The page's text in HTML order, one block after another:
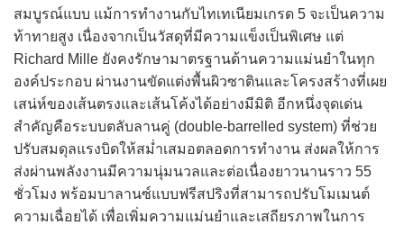
สมบูรณ์แบบ แม้การทำงานกับไทเทเนียมเกรด 5 จะเป็นความ
ท้าทายสูง เนื่องจากเป็นวัสดุที่มีความแข็งเป็นพิเศษ แต่
Richard Mille ยังคงรักษามาตรฐานด้านความแม่นยำในทุก
องค์ประกอบ ผ่านงานขัดแต่งพื้นผิวซาตินและโครงสร้างที่เผย
เสน่ห์ของเส้นตรงและเส้นโค้งได้อย่างมีมิติ อีกหนึ่งจุดเด่น
สำคัญคือระบบตลับลานคู่ (double-barrelled system) ที่ช่วย
ปรับสมดุลแรงบิดให้สม่ำเสมอตลอดการทำงาน ส่งผลให้การ
ส่งผ่านพลังงานมีความนุ่มนวลและต่อเนื่องยาวนานราว 55
ชั่วโมง พร้อมบาลานซ์แบบฟรีสปริงที่สามารถปรับโมเมนต์
ความเฉื่อยได้ เพื่อเพิ่มความแม่นยำและเสถียรภาพในการ